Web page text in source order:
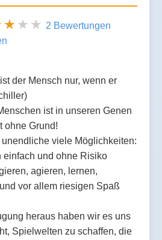
2 Bewertungen
der Mensch nur, wenn er
ist in unseren Genen
ohne Grund!
viele Möglichkeiten:
einfach und ohne Risiko
agieren, lernen,
vor allem riesigen Spaß
heraus haben wir es uns
Spielwelten zu schaffen, die